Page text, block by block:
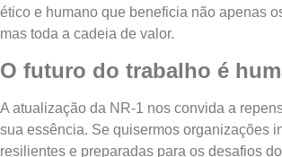
ético e humano que beneficia não apenas
mas toda a cadeia de valor.
O futuro do trabalho é
A atualização da NR-1 nos convida a
sua essência. Se quisermos organizações
resilientes e preparadas para os desafios